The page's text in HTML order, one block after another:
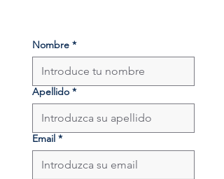
Nombre *
Apellido *
Email *